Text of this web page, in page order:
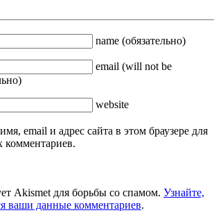
name (обязательно)
email (will not be
website
email и адрес сайта в этом браузере для
Akismet для борьбы со спамом. Узнайте,
ваши данные комментариев.